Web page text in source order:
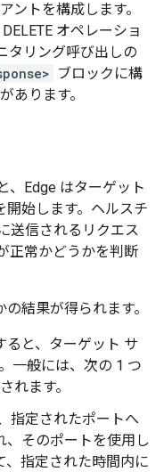
ントを構成します。
オペレーショ
タリング呼び出しの
ブロックに構
あります。
、Edge はターゲット
開始します。ヘルスチ
送信されるリクエス
正常かどうかを判断
結果が得られます。
ると、ターゲット サ
一般には、次の 1 つ
れます。
指定されたポートへ
、そのポートを使用し
、指定された時間内に